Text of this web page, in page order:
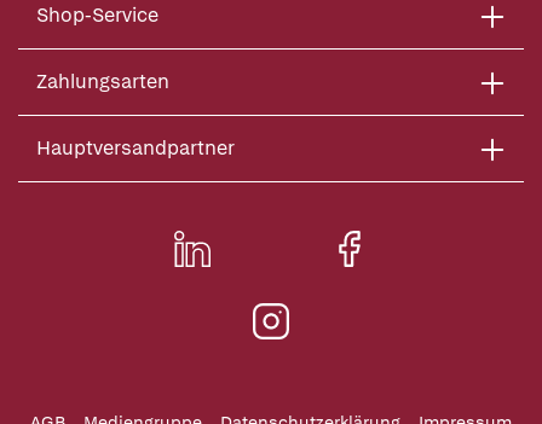
Shop-Service
Zahlungsarten
Hauptversandpartner